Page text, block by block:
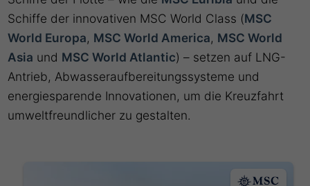
Schiffe der innovativen MSC World Class (MSC
World Europa, MSC World America, MSC World
Asia und MSC World Atlantic) – setzen auf LNG-
Antrieb, Abwasseraufbereitungssysteme und
energiesparende Innovationen, um die Kreuzfahrt
umweltfreundlicher zu gestalten.